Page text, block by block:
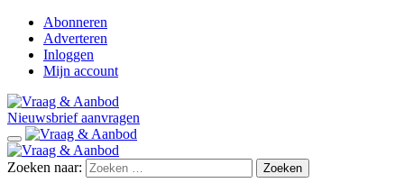
Abonneren
Adverteren
Inloggen
Mijn account
Nieuwsbrief aanvragen
Zoeken naar: